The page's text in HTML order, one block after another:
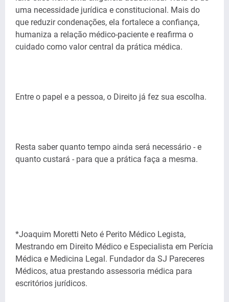
uma necessidade jurídica e constitucional. Mais do
que reduzir condenações, ela fortalece a confiança,
humaniza a relação médico-paciente e reafirma o
cuidado como valor central da prática médica.
Entre o papel e a pessoa, o Direito já fez sua escolha.
Resta saber quanto tempo ainda será necessário - e
quanto custará - para que a prática faça a mesma.
*Joaquim Moretti Neto é Perito Médico Legista,
Mestrando em Direito Médico e Especialista em Perícia
Médica e Medicina Legal. Fundador da SJ Pareceres
Médicos, atua prestando assessoria médica para
escritórios jurídicos.